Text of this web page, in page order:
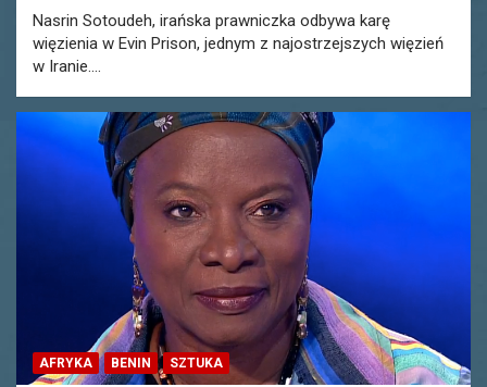
Nasrin Sotoudeh, irańska prawniczka odbywa karę
więzienia w Evin Prison, jednym z najostrzejszych więzień
w Iranie.…
AFRYKA BENIN SZTUKA